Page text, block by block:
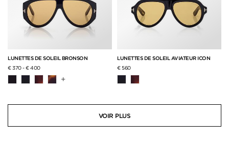
LUNETTES DE SOLEIL BRONSON
€ 370-€ 400
+
LUNETTES DE SOLEIL AVIATEUR ICON
€ 560
VOIR PLUS